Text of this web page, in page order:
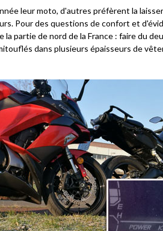
leur moto, d'autres préfèrent la
Pour des questions de confort et
partie de nord de la France : faire du
dans plusieurs épaisseurs de